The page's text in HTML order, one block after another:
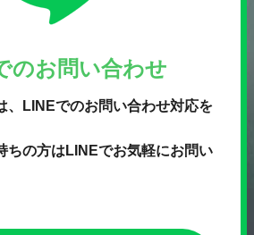
のお問い合わせ
、LINEでのお問い合わせ対応を
ちの方はLINEでお気軽にお問い